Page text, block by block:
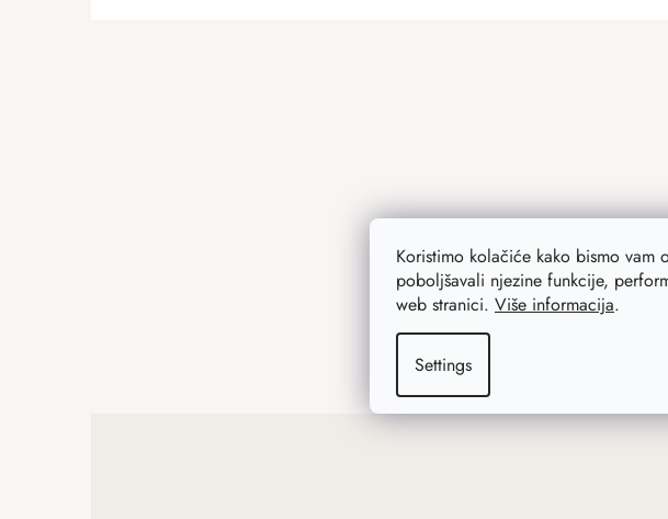
Koristimo kolačiće kako bismo
poboljšavali njezine funkcije,
web stranici. Više informacija.
Settings